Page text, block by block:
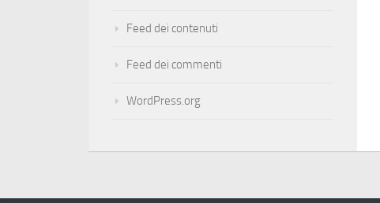
Feed dei contenuti
Feed dei commenti
WordPress.org